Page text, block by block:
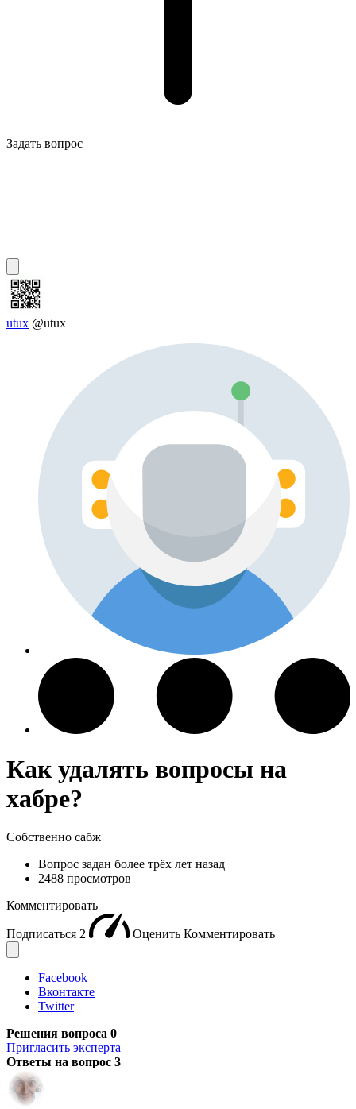
Задать вопрос
utux @utux
Как удалять вопросы на
хабре?
Собственно сабж
Вопрос задан более трёх лет назад
2488 просмотров
Комментировать
Подписаться 2 Оценить Комментировать
Facebook
Вконтакте
Twitter
Решения вопроса 0
Пригласить эксперта
Ответы на вопрос 3